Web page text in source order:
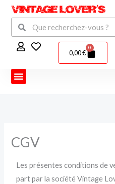
Aller
contenu
RechercherRechercher
0,00€
0
Panier
CGV
Les présentes conditions de
part par la société Vintage